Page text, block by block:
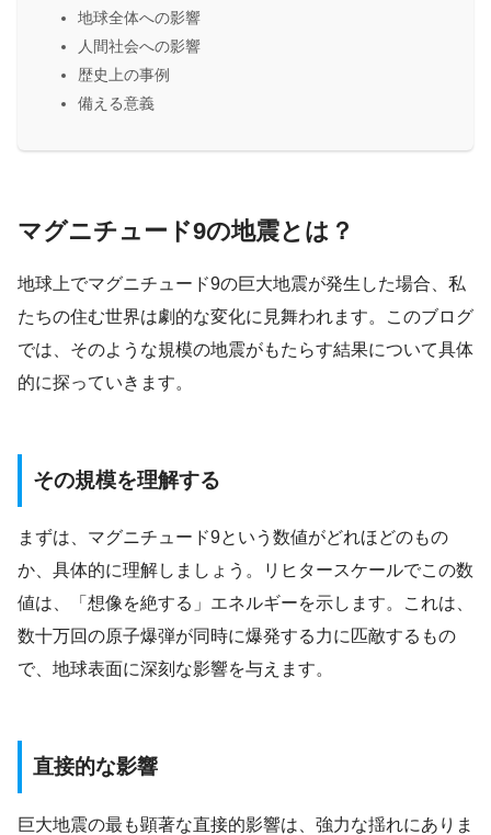
地球全体への影響
人間社会への影響
歴史上の事例
備える意義
マグニチュード9の地震とは？
地球上でマグニチュード9の巨大地震が発生した場合、私
たちの住む世界は劇的な変化に見舞われます。このブログ
では、そのような規模の地震がもたらす結果について具体
的に探っていきます。
その規模を理解する
まずは、マグニチュード9という数値がどれほどのもの
か、具体的に理解しましょう。リヒタースケールでこの数
値は、「想像を絶する」エネルギーを示します。これは、
数十万回の原子爆弾が同時に爆発する力に匹敵するもの
で、地球表面に深刻な影響を与えます。
直接的な影響
巨大地震の最も顕著な直接的影響は、強力な揺れにありま